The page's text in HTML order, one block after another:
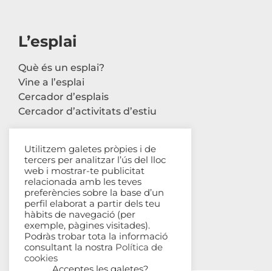
L’esplai
Què és un esplai?
Vine a l’esplai
Cercador d’esplais
Cercador d’activitats d’estiu
Contacte
Carrer Avinyó, 44 2n
08002 Barcelona
93 302 61 03
esplac@esplac.cat
Utilitzem galetes pròpies i de
tercers per analitzar l’ús del lloc
web i mostrar-te publicitat
relacionada amb les teves
preferències sobre la base d’un
perfil elaborat a partir dels teu
hàbits de navegació (per
exemple, pàgines visitades).
Podràs trobar tota la informació
consultant la nostra Política de
cookies